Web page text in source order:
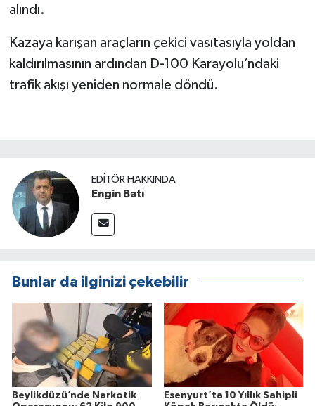
alındı.
Kazaya karışan araçların çekici vasıtasıyla yoldan
kaldırılmasının ardından D-100 Karayolu’ndaki
trafik akışı yeniden normale döndü.
EDITÖR HAKKINDA
Engin Batı
Bunlar da ilginizi çekebilir
Beylikdüzü’nde Narkotik
Esenyurt’ta 10 Yıllık Sahipli